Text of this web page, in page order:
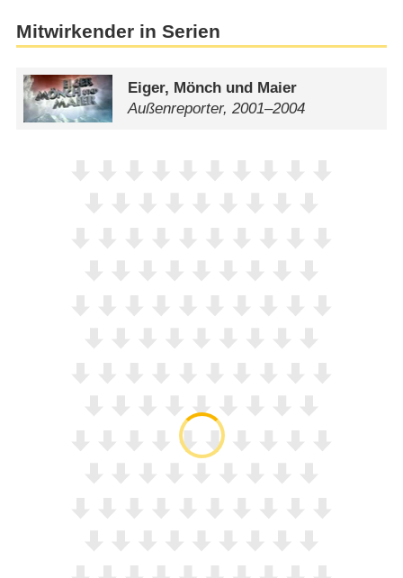
Mitwirkender in Serien
Eiger, Mönch und Maier
Außenreporter, 2001⁠–⁠2004